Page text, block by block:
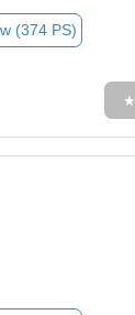
(374 PS)
★